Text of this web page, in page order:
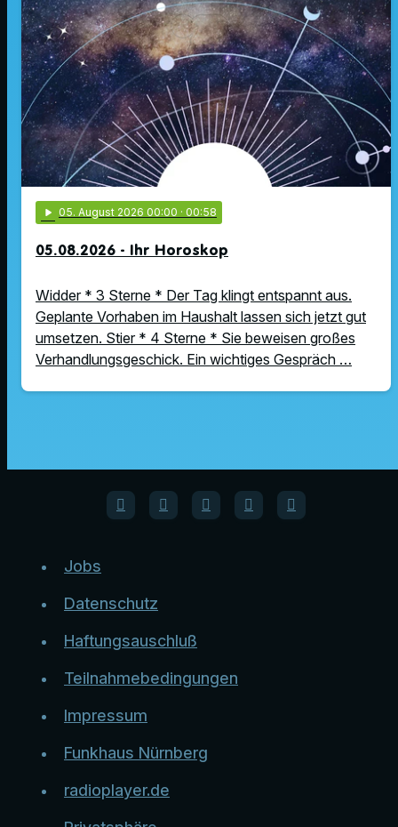
play_arrow 05. August 2026 00:00 · 00:58
05.08.2026 - Ihr Horoskop
Widder * 3 Sterne * Der Tag klingt entspannt aus.
Geplante Vorhaben im Haushalt lassen sich jetzt gut
umsetzen. Stier * 4 Sterne * Sie beweisen großes
Verhandlungsgeschick. Ein wichtiges Gespräch …
Jobs
Datenschutz
Haftungsauschluß
Teilnahmebedingungen
Impressum
Funkhaus Nürnberg
radioplayer.de